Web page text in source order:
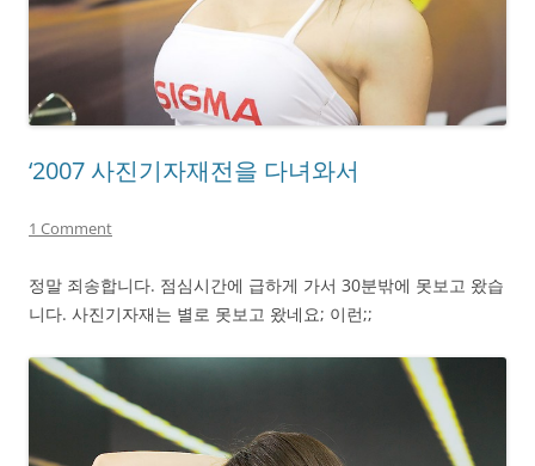
‘2007 사진기자재전을 다녀와서
1 Comment
정말 죄송합니다. 점심시간에 급하게 가서 30분밖에 못보고 왔습
니다. 사진기자재는 별로 못보고 왔네요; 이런;;